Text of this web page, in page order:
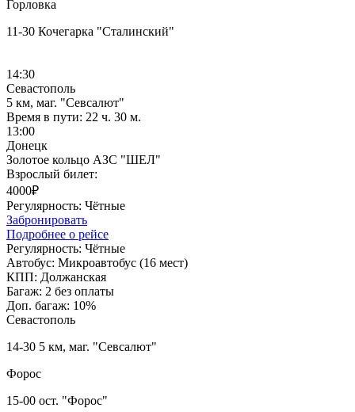
Горловка
11-30 Кочегарка "Сталинский"
14:30
Севастополь
5 км, маг. "Севсалют"
Время в пути: 22 ч. 30 м.
13:00
Донецк
Золотое кольцо АЗС "ШЕЛ"
Взрослый билет:
4000₽
Регулярность: Чётные
Забронировать
Подробнее о рейсе
Регулярность: Чётные
Автобус: Микроавтобус (16 мест)
КПП: Должанская
Багаж: 2 без оплаты
Доп. багаж: 10%
Севастополь
14-30 5 км, маг. "Севсалют"
Форос
15-00 ост. "Форос"